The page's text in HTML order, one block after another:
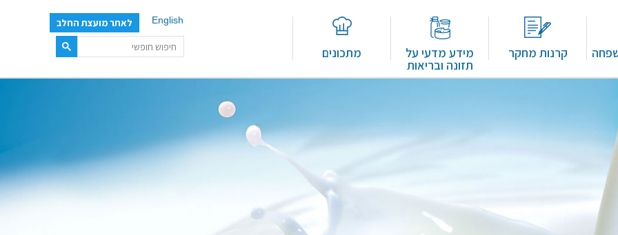
קרנות מחקר מידע מדעי על
תזונה ובריאות
מתכונים
English לאתר מועצת החלב